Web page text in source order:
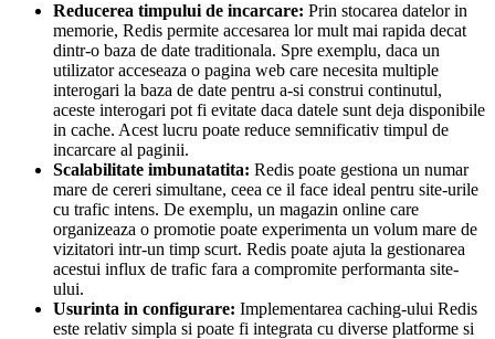
Reducerea timpului de incarcare: Prin stocarea datelor in
memorie, Redis permite accesarea lor mult mai rapida decat
dintr-o baza de date traditionala. Spre exemplu, daca un
utilizator acceseaza o pagina web care necesita multiple
interogari la baza de date pentru a-si construi continutul,
aceste interogari pot fi evitate daca datele sunt deja disponibile
in cache. Acest lucru poate reduce semnificativ timpul de
incarcare al paginii.
Scalabilitate imbunatatita: Redis poate gestiona un numar
mare de cereri simultane, ceea ce il face ideal pentru site-urile
cu trafic intens. De exemplu, un magazin online care
organizeaza o promotie poate experimenta un volum mare de
vizitatori intr-un timp scurt. Redis poate ajuta la gestionarea
acestui influx de trafic fara a compromite performanta site-
ului.
Usurinta in configurare: Implementarea caching-ului Redis
este relativ simpla si poate fi integrata cu diverse platforme si